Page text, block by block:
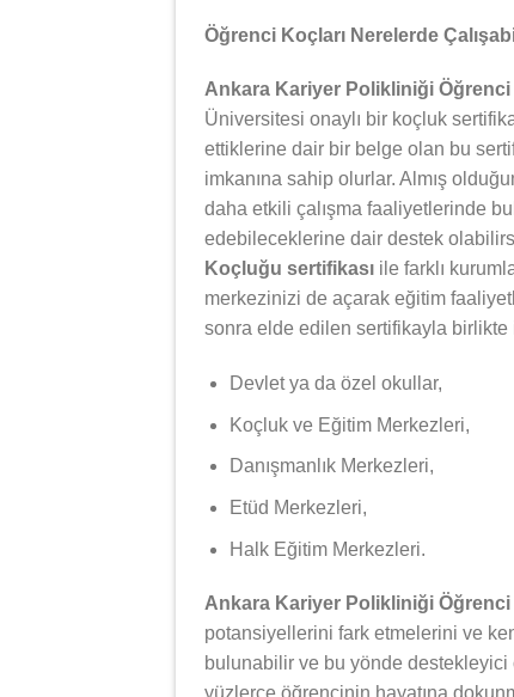
Öğrenci Koçları Nerelerde
Ankara Kariyer Polikliniği
Üniversitesi onaylı bir koçluk
ettiklerine dair bir belge olan bu
imkanına sahip olurlar. Almış
daha etkili çalışma faaliyetlerinde
edebileceklerine dair destek
Koçluğu sertifikası ile farklı
merkezinizi de açarak eğitim
sonra elde edilen sertifikayla birlikte
Devlet ya da özel okullar,
Koçluk ve Eğitim Merkezleri,
Danışmanlık Merkezleri,
Etüd Merkezleri,
Halk Eğitim Merkezleri.
Ankara Kariyer Polikliniği Öğrenci
potansiyellerini fark etmelerini ve
bulunabilir ve bu yönde